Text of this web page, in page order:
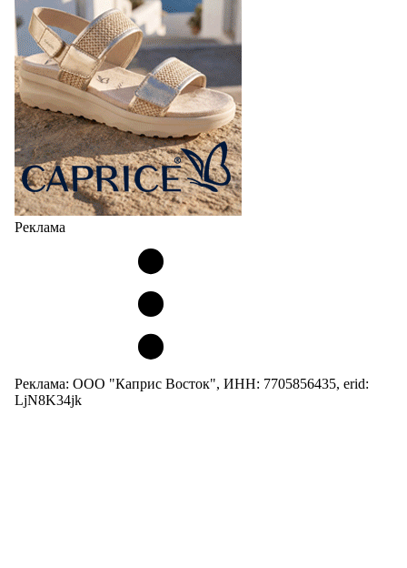
Реклама
Реклама: ООО "Каприс Восток", ИНН: 7705856435, erid:
LjN8K34jk